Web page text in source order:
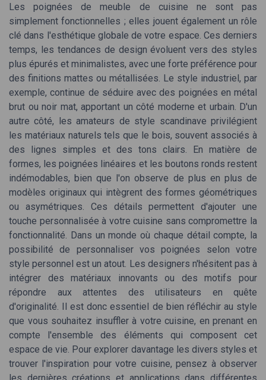
Les poignées de meuble de cuisine ne sont pas
simplement fonctionnelles ; elles jouent également un rôle
clé dans l'esthétique globale de votre espace. Ces derniers
temps, les tendances de design évoluent vers des styles
plus épurés et minimalistes, avec une forte préférence pour
des finitions mattes ou métallisées. Le style industriel, par
exemple, continue de séduire avec des poignées en métal
brut ou noir mat, apportant un côté moderne et urbain. D'un
autre côté, les amateurs de style scandinave privilégient
les matériaux naturels tels que le bois, souvent associés à
des lignes simples et des tons clairs. En matière de
formes, les poignées linéaires et les boutons ronds restent
indémodables, bien que l'on observe de plus en plus de
modèles originaux qui intègrent des formes géométriques
ou asymétriques. Ces détails permettent d'ajouter une
touche personnalisée à votre cuisine sans compromettre la
fonctionnalité. Dans un monde où chaque détail compte, la
possibilité de personnaliser vos poignées selon votre
style personnel est un atout. Les designers n'hésitent pas à
intégrer des matériaux innovants ou des motifs pour
répondre aux attentes des utilisateurs en quête
d'originalité. Il est donc essentiel de bien réfléchir au style
que vous souhaitez insuffler à votre cuisine, en prenant en
compte l'ensemble des éléments qui composent cet
espace de vie. Pour explorer davantage les divers styles et
trouver l'inspiration pour votre cuisine, pensez à observer
les dernières créations et applications dans différentes